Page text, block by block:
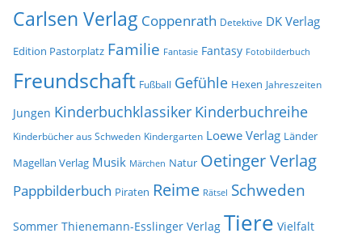
Carlsen Verlag Coppenrath Detektive DK Verlag
Edition Pastorplatz Familie Fantasie Fantasy Fotobilderbuch
Freundschaft Fußball Gefühle Hexen Jahreszeiten
Jungen Kinderbuchklassiker Kinderbuchreihe
Kinderbücher aus Schweden Kindergarten Loewe Verlag Länder
Magellan Verlag Musik Märchen Natur Oetinger Verlag
Pappbilderbuch Piraten Reime Rätsel Schweden
Sommer Thienemann-Esslinger Verlag Tiere Vielfalt